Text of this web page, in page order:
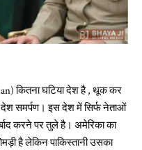
कितना घटिया देश है , थूक कर
देश समर्पण। इस देश में सिर्फ नेताओं
करने पर तुले है। अमेरिका का
है लेकिन पाकिस्तानी उसका